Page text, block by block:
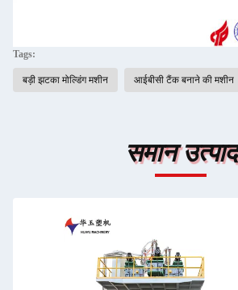
Tags:
बड़ी झटका मोल्डिंग मशीन आईबीसी टैंक बनाने की मशीन
समान उत्पाद